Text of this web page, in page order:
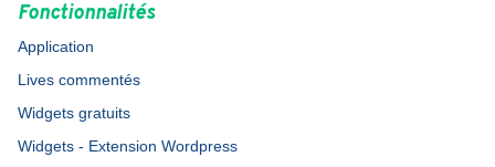
Fonctionnalités
Application
Lives commentés
Widgets gratuits
Widgets - Extension Wordpress